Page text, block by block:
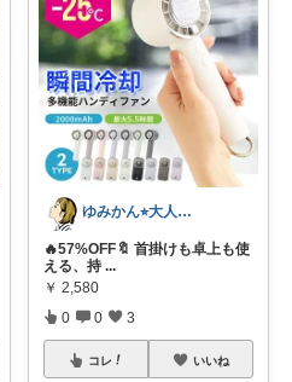
ゆみかん⭐︎大人の暮らし研究室
🔥57%OFF🔖 首掛けも卓上も使
える、持 ...
￥ 2,580
0 0 3
コレ いいね